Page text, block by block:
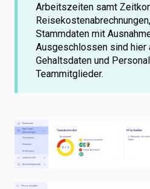
Arbeitszeiten samt
Stammdaten mit
Ausgeschlossen sind hier
Gehaltsdaten und
Teammitglieder.